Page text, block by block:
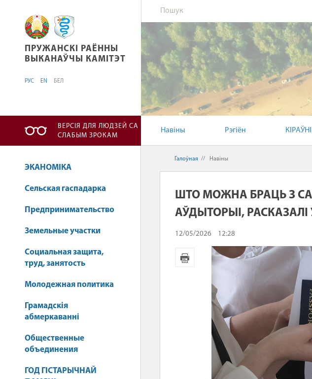
ПРУЖАНСКІ РАЁННЫ ВЫКАНАЎЧЫ КАМІТЭТ
ПРУЖАНСКІ РАЁННЫ
ВЫКАНАЎЧЫ КАМІТЭТ
РУС EN БЕЛ
ВЕРСІЯ ДЛЯ ЛЮДЗЕЙ СА
СЛАБЫМ ЗРОКАМ
Навіны Рэгіён
ЭКАНОМІКА
Сельская гаспадарка
Предпринимательство
Земельные участки
Социальная защита,
труд, занятость
Молодежная политика
Грамадскія
абмеркаванні
Общественные
объединения
ГОД ГІСТАРЫЧНАЙ
Галоўная // Навіны
ШТО МОЖНА БРАЦЬ З
АЎДЫТОРЫІ, РАСКАЗАЛІ
12/05/2026 12:28